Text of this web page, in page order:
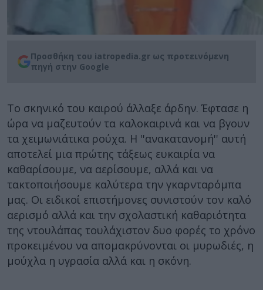
Προσθήκη του iatropedia.gr ως προτεινόμενη
πηγή στην Google
Το σκηνικό του καιρού άλλαξε άρδην. Έφτασε η
ώρα να μαζευτούν τα καλοκαιρινά και να βγουν
τα χειμωνιάτικα ρούχα. Η ''ανακατανομή'' αυτή
αποτελεί μια πρώτης τάξεως ευκαιρία να
καθαρίσουμε, να αερίσουμε, αλλά και να
τακτοποιήσουμε καλύτερα την γκαρνταρόμπα
μας. Οι ειδικοί επιστήμονες συνιστούν τον καλό
αερισμό αλλά και την σχολαστική καθαριότητα
της ντουλάπας τουλάχιστον δυο φορές το χρόνο
προκειμένου να απομακρύνονται οι μυρωδιές, η
μούχλα η υγρασία αλλά και η σκόνη.